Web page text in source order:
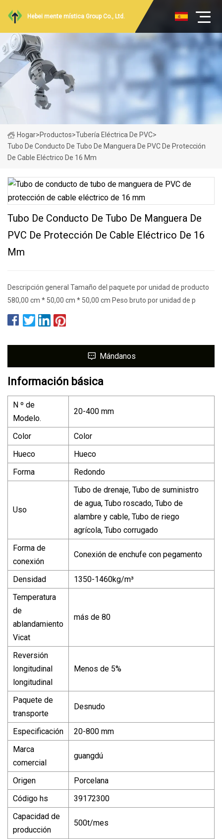
Hebei mente mística Group Co., Ltd.
Hogar>Productos>Tubería Eléctrica De PVC>
Tubo De Conducto De Tubo De Manguera De PVC De Protección
De Cable Eléctrico De 16 Mm
Tubo De Conducto De Tubo De Manguera De
PVC De Protección De Cable Eléctrico De 16
Mm
Descripción general Tamaño del paquete por unidad de producto
580,00 cm * 50,00 cm * 50,00 cm Peso bruto por unidad de p
Mándanos
Información básica
N º de
Modelo.
20-400 mm
Color
Color
Hueco
Hueco
Forma
Redondo
Uso
Tubo de drenaje, Tubo de suministro
de agua, Tubo roscado, Tubo de
alambre y cable, Tubo de riego
agrícola, Tubo corrugado
Forma de
conexión
Conexión de enchufe con pegamento
Densidad
1350-1460kg/m³
Temperatura
de
ablandamiento
Vicat
más de 80
Reversión
longitudinal
longitudinal
Menos de 5%
Paquete de
transporte
Desnudo
Especificación
20-800 mm
Marca
comercial
guangdú
Origen
Porcelana
Código hs
39172300
Capacidad de
producción
500t/mes